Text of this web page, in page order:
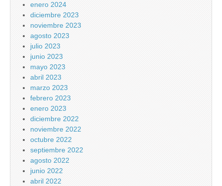
enero 2024
diciembre 2023
noviembre 2023
agosto 2023
julio 2023
junio 2023
mayo 2023
abril 2023
marzo 2023
febrero 2023
enero 2023
diciembre 2022
noviembre 2022
octubre 2022
septiembre 2022
agosto 2022
junio 2022
abril 2022